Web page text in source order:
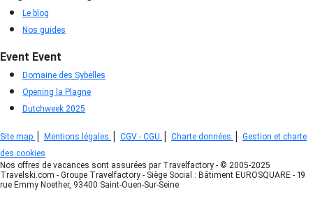
Le blog
Nos guides
Event Event
Domaine des Sybelles
Opening la Plagne
Dutchweek 2025
Site map | Mentions légales | CGV - CGU | Charte données | Gestion et charte
des cookies
Nos offres de vacances sont assurées par Travelfactory - © 2005-2025
Travelski.com - Groupe Travelfactory - Siège Social : Bâtiment EUROSQUARE - 19
rue Emmy Noether, 93400 Saint-Ouen-Sur-Seine